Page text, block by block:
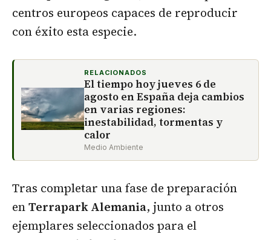
centros europeos capaces de reproducir
con éxito esta especie.
RELACIONADOS
El tiempo hoy jueves 6 de
agosto en España deja cambios
en varias regiones:
inestabilidad, tormentas y
calor
Medio Ambiente
Tras completar una fase de preparación
enTerrapark Alemania, junto a otros
ejemplares seleccionados para el